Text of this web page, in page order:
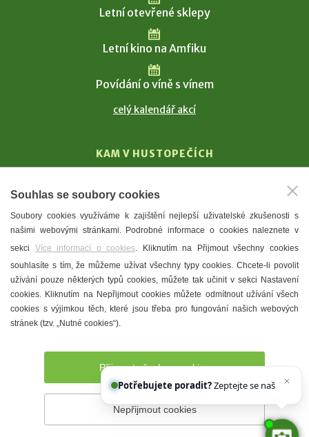
Letní otevřené sklepy
Letní kino na Amfiku
Povídání o víně s vínem
celý kalendář akcí
KAM V HUSTOPEČÍCH
T. G. Masaryk
Mandloně
Ubytování
Restaurace
Městské muzeum a galerie
Denní meníčka
Prohlášení o přístupnosti Správce webu
Souhlas se soubory cookies
Soubory cookies využíváme k zajištění nejlepší uživatelské zkušenosti s
našimi webovými stránkami. Podrobné informace o cookies naleznete v
sekci Více informací o cookies. Kliknutím na Přijmout všechny cookies
souhlasíte s tím, že můžeme užívat všechny typy cookies. Chcete-li povolit
užívání pouze některých typů cookies, můžete tak učinit v sekci Nastavení
cookies. Kliknutím na Nepřijmout cookies můžete odmítnout užívání všech
cookies s výjimkou těch, které jsou třeba pro fungování našich webových
stránek (tzv. „Nutné cookies“).
Přijmout všechny cookies
Nepřijmout cookies
Potřebujete poradit? Zeptejte se našeho asist